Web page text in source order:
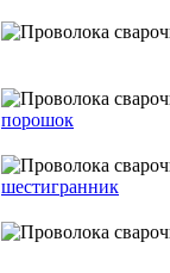
порошок
шестигранник